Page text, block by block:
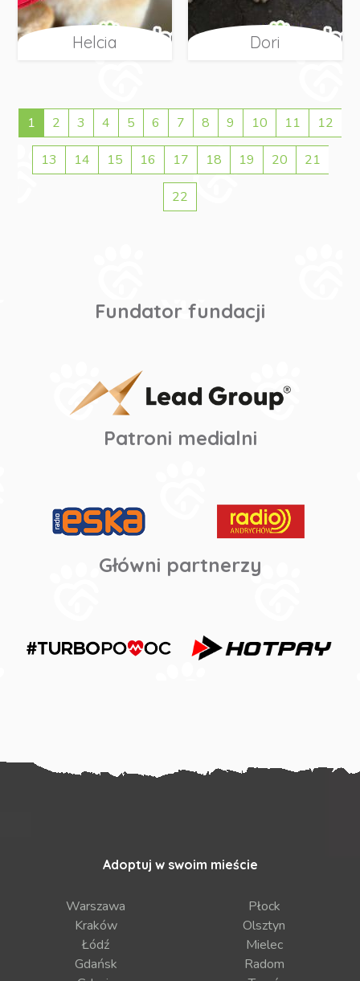
Helcia Dori
1 2 3 4 5 6 7 8 9 10 11 12
13 14 15 16 17 18 19 20 21
22
Fundator fundacji
Patroni medialni
Główni partnerzy
Adoptuj w swoim mieście
Warszawa
Kraków
Łódź
Gdańsk
Płock
Olsztyn
Mielec
Radom